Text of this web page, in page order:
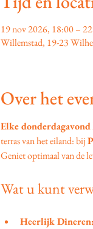
19 nov 2026, 18:00 –
Willemstad, 19-23
Over het
Elke donderdagavond
terras van het eiland: bij
Geniet optimaal van de
Wat u kunt
Heerlijk Dineren: